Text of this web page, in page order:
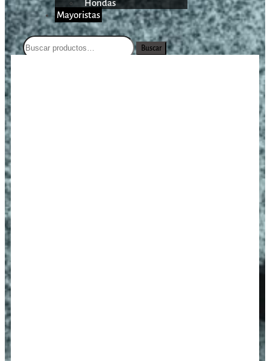
Hondas
Mayoristas
Buscar